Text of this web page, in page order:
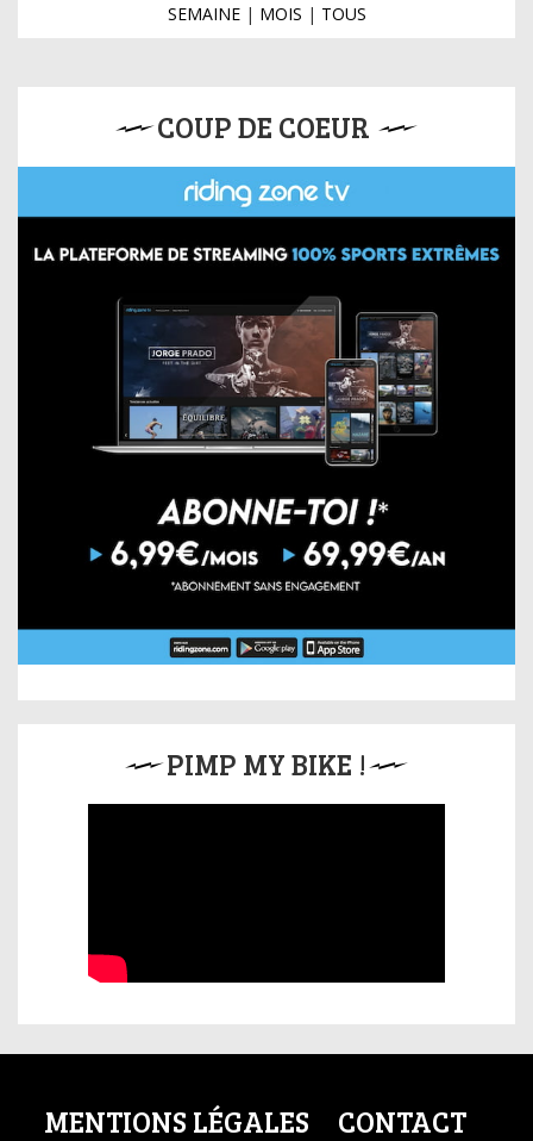
SEMAINE| MOIS | TOUS
COUP DE COEUR
PIMP MY BIKE !
MENTIONS LÉGALES CONTACT